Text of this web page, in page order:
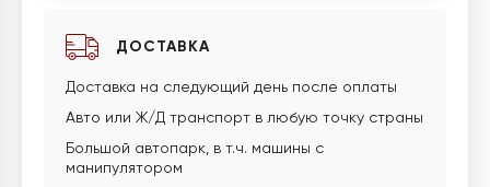
ДОСТАВКА
Доставка на следующий день после оплаты
Авто или Ж/Д транспорт в любую точку страны
Большой автопарк, в т.ч. машины с
манипулятором